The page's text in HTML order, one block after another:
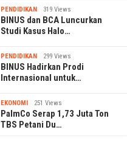
PENDIDIKAN 319 Views
BINUS dan BCA Luncurkan
Studi Kasus Halo…
PENDIDIKAN 299 Views
BINUS Hadirkan Prodi
Internasional untuk…
EKONOMI 251 Views
PalmCo Serap 1,73 Juta Ton
TBS Petani Du…